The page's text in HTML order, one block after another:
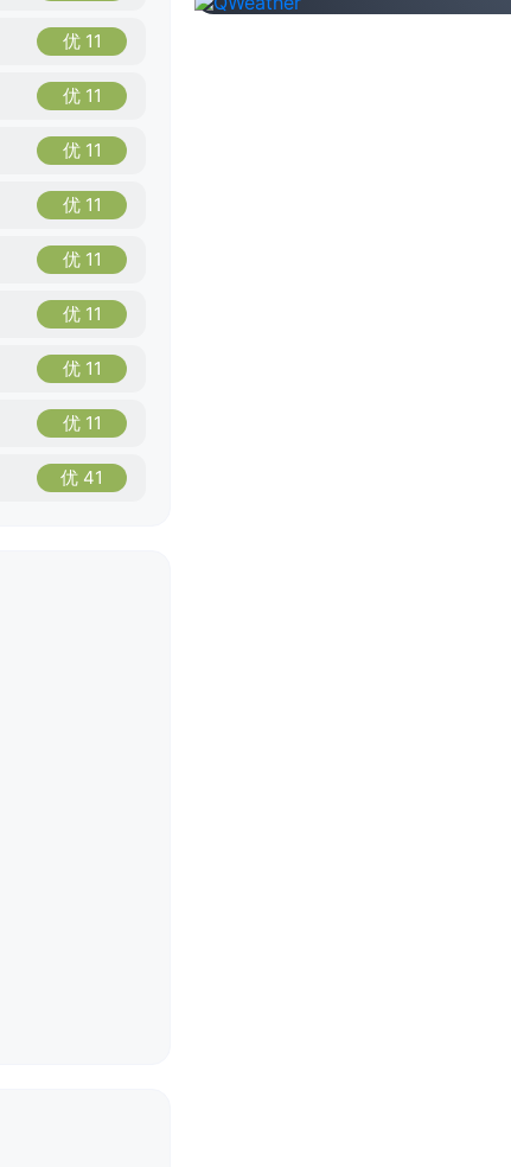
优 11
优 11
优 11
优 11
优 11
优 11
优 11
优 11
优 41